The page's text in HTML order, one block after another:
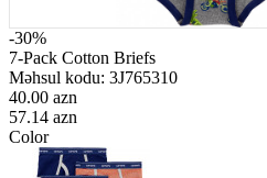
-30%
7-Pack Cotton Briefs
Məhsul kodu: 3J765310
40.00 azn
57.14 azn
Color